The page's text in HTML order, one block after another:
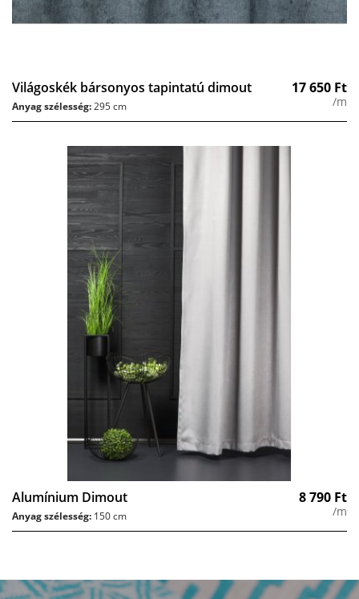
Világoskék bársonyos tapintatú dimout 17 650 Ft
/m
Anyag szélesség:295 cm
Alumínium Dimout 8 790 Ft
/m
Anyag szélesség: 150 cm